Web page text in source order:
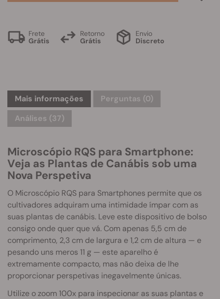
Frete
Grátis
Retorno
Grátis
Envio
Discreto
Mais informações Perguntas (0)
Análises (37)
Microscópio RQS para Smartphone:
Veja as Plantas de Canábis sob uma
Nova Perspetiva
O Microscópio RQS para Smartphones permite que os
cultivadores adquiram uma intimidade ímpar com as
suas plantas de canábis. Leve este dispositivo de bolso
consigo onde quer que vá. Com apenas 5,5 cm de
comprimento, 2,3 cm de largura e 1,2 cm de altura — e
pesando uns meros 11 g — este aparelho é
extremamente compacto, mas não deixa de lhe
proporcionar perspetivas inegavelmente únicas.
Utilize o zoom 100x para inspecionar as suas plantas e